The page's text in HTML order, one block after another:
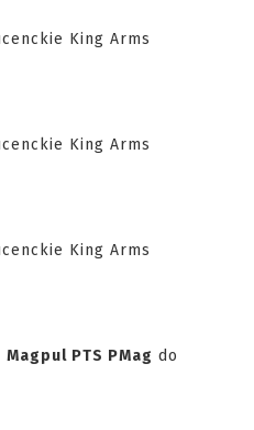
Magpul PTS PMag do